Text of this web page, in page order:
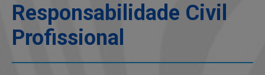
Responsabilidade Civil
Profissional